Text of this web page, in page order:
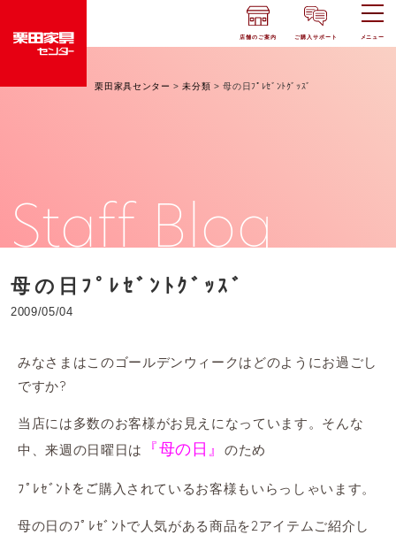
店舗のご案内 ご購入サポート メニュー
栗田家具センター >未分類 >母の日ﾌﾟﾚｾﾞﾝﾄｸﾞｯｽﾞ
Staff Blog
母の日ﾌﾟﾚｾﾞﾝﾄｸﾞｯｽﾞ
2009/05/04
みなさまはこのゴールデンウィークはどのようにお過ごし
ですか?
当店には多数のお客様がお見えになっています。そんな
中、来週の日曜日は
『母の日』のため
ﾌﾟﾚｾﾞﾝﾄをご購入されているお客様もいらっしゃいます。
母の日のﾌﾟﾚｾﾞﾝﾄで人気がある商品を2アイテムご紹介し